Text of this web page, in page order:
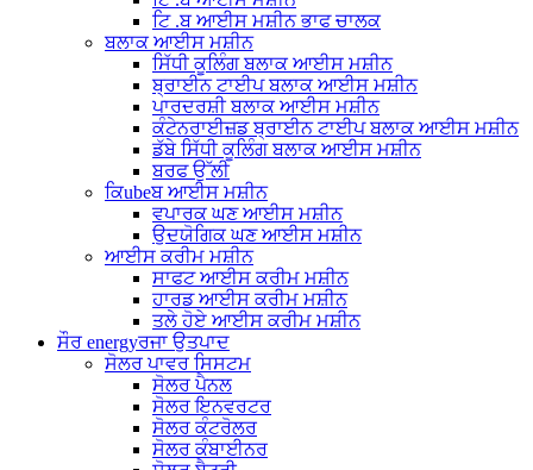
ਟਿ .ਬ ਆਈਸ ਮਸ਼ੀਨ ਭਾਫ ਚਾਲਕ
ਬਲਾਕ ਆਈਸ ਮਸ਼ੀਨ
ਸਿੱਧੀ ਕੂਲਿੰਗ ਬਲਾਕ ਆਈਸ ਮਸ਼ੀਨ
ਬ੍ਰਾਈਨ ਟਾਈਪ ਬਲਾਕ ਆਈਸ ਮਸ਼ੀਨ
ਪਾਰਦਰਸ਼ੀ ਬਲਾਕ ਆਈਸ ਮਸ਼ੀਨ
ਕੰਟੇਨਰਾਈਜ਼ਡ ਬ੍ਰਾਈਨ ਟਾਈਪ ਬਲਾਕ ਆਈਸ ਮਸ਼ੀਨ
ਡੱਬੇ ਸਿੱਧੀ ਕੂਲਿੰਗ ਬਲਾਕ ਆਈਸ ਮਸ਼ੀਨ
ਬਰਫ ਉੱਲੀ
ਕਿubeਬ ਆਈਸ ਮਸ਼ੀਨ
ਵਪਾਰਕ ਘਣ ਆਈਸ ਮਸ਼ੀਨ
ਉਦਯੋਗਿਕ ਘਣ ਆਈਸ ਮਸ਼ੀਨ
ਆਈਸ ਕਰੀਮ ਮਸ਼ੀਨ
ਸਾਫਟ ਆਈਸ ਕਰੀਮ ਮਸ਼ੀਨ
ਹਾਰਡ ਆਈਸ ਕਰੀਮ ਮਸ਼ੀਨ
ਤਲੇ ਹੋਏ ਆਈਸ ਕਰੀਮ ਮਸ਼ੀਨ
ਸੌਰ energyਰਜਾ ਉਤਪਾਦ
ਸੋਲਰ ਪਾਵਰ ਸਿਸਟਮ
ਸੋਲਰ ਪੈਨਲ
ਸੋਲਰ ਇਨਵਰਟਰ
ਸੋਲਰ ਕੰਟਰੋਲਰ
ਸੋਲਰ ਕੰਬਾਈਨਰ